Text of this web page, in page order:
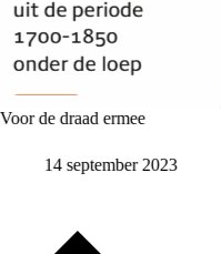
Voor de draad ermee
14 september 2023